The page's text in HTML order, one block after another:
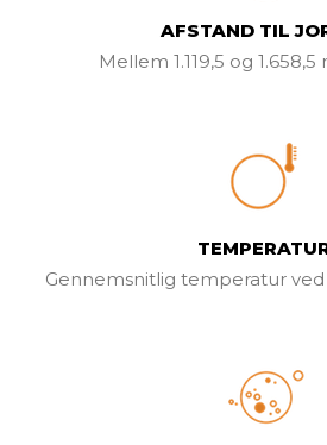
AFSTAND TIL
Mellem 1.119,5 og
Gennemsnitlig temperatur